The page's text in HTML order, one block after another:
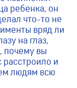
ребенка, он
что-то не
вряд ли
на глаз,
почему вы
расстроило и
людям всю